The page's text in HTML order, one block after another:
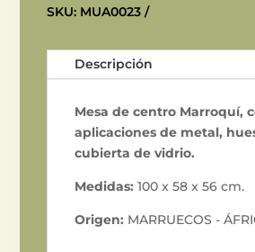
SKU: MUA0023
Descripción
Mesa de centro Marroquí,
aplicaciones de metal,
cubierta de vidrio.
Medidas: 100 x 58 x 56 cm.
Origen: MARRUECOS -